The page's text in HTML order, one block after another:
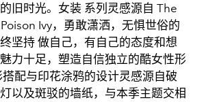
旧时光。女装 系列灵感源自 The
Ivy，勇敢潇洒，无惧世俗的
坚持 做自己，有自己的态度和想
力十足，塑造自信独立的酷女性形
配与印花涂鸦的设计灵感源自破
以及斑驳的墙纸，与本季主题交相